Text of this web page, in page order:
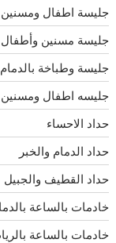
جليسة اطفال
جليسة مسنين وأطفال
جليسة وطباخة بالدمام
جليسه اطفال ومسنين
حداد الاحساء
حداد الدمام والخبر
حداد القطيف والجبيل
خادمات بالساعة
خادمات بالساعة